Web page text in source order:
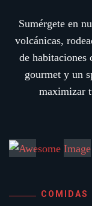
Sumérgete en
volcánicas,
de habitaciones
gourmet y un
maximizar
COMIDAS